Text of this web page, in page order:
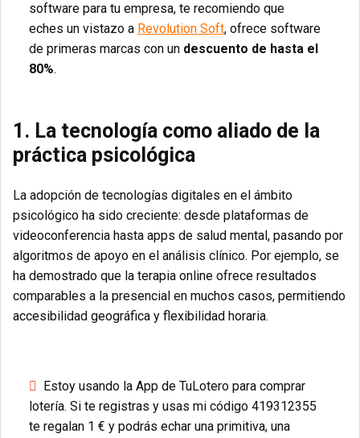
software para tu empresa, te recomiendo que
eches un vistazo a Revolution Soft, ofrece software
de primeras marcas con un descuento de hasta el
80%.
1. La tecnología como aliado de la
práctica psicológica
La adopción de tecnologías digitales en el ámbito
psicológico ha sido creciente: desde plataformas de
videoconferencia hasta apps de salud mental, pasando por
algoritmos de apoyo en el análisis clínico. Por ejemplo, se
ha demostrado que la terapia online ofrece resultados
comparables a la presencial en muchos casos, permitiendo
accesibilidad geográfica y flexibilidad horaria.
Estoy usando la App de TuLotero para comprar
lotería. Si te registras y usas mi código 419312355
te regalan 1 € y podrás echar una primitiva, una